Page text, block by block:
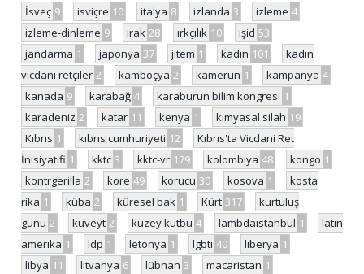
İsveç 9 isviçre 10 italya 8 izlanda 3 izleme 4
izleme-dinleme 9 ırak 28 ırkçılık 10 ışid 53
jandarma 1 japonya 37 jitem 1 kadın 101
kadın
vicdani retçiler 2 kamboçya 2 kamerun 1 kampanya 4
kanada 9 karabağ 4 karaburun bilim kongresi 1
karadeniz 2 katar 11 kenya 1 kimyasal silah 19
Kıbrıs 1 kıbrıs cumhuriyeti 12
Kıbrıs'ta Vicdani Ret
İnisiyatifi 1 kktc 3 kktc-vr 179 kolombiya 48 kongo 1
kontrgerilla 2 kore 49 korucu 30 kosova 1
kosta
rika 1 küba 2 küresel bak 1 Kürt 317
kurtuluş
günü 2 kuveyt 2 kuzey kutbu 4 lambdaistanbul 1
latin
amerika 1 ldp 1 letonya 1 lgbti 40 liberya 1
libya 11 litvanya 6 lübnan 3 macaristan 1